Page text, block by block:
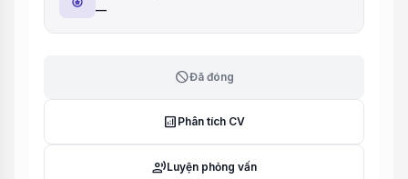
—
blockĐã đóng
analytics Phân tích CV
record_voice_overLuyện phỏng vấn